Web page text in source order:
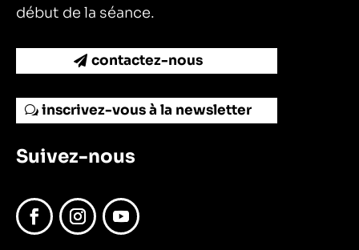
début de la séance.
contactez-nous
inscrivez-vous à la newsletter
Suivez-nous
FacebookInstagramYouTube